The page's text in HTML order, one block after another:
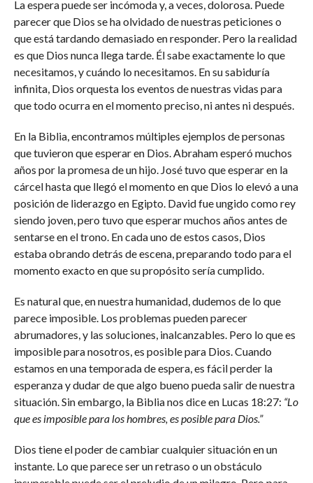
La espera puede ser incómoda y, a veces, dolorosa. Puede
parecer que Dios se ha olvidado de nuestras peticiones o
que está tardando demasiado en responder. Pero la realidad
es que Dios nunca llega tarde. Él sabe exactamente lo que
necesitamos, y cuándo lo necesitamos. En su sabiduría
infinita, Dios orquesta los eventos de nuestras vidas para
que todo ocurra en el momento preciso, ni antes ni después.
En la Biblia, encontramos múltiples ejemplos de personas
que tuvieron que esperar en Dios. Abraham esperó muchos
años por la promesa de un hijo. José tuvo que esperar en la
cárcel hasta que llegó el momento en que Dios lo elevó a una
posición de liderazgo en Egipto. David fue ungido como rey
siendo joven, pero tuvo que esperar muchos años antes de
sentarse en el trono. En cada uno de estos casos, Dios
estaba obrando detrás de escena, preparando todo para el
momento exacto en que su propósito sería cumplido.
Es natural que, en nuestra humanidad, dudemos de lo que
parece imposible. Los problemas pueden parecer
abrumadores, y las soluciones, inalcanzables. Pero lo que es
imposible para nosotros, es posible para Dios. Cuando
estamos en una temporada de espera, es fácil perder la
esperanza y dudar de que algo bueno pueda salir de nuestra
situación. Sin embargo, la Biblia nos dice en Lucas 18:27: “Lo
que es imposible para los hombres, es posible para Dios.”
Dios tiene el poder de cambiar cualquier situación en un
instante. Lo que parece ser un retraso o un obstáculo